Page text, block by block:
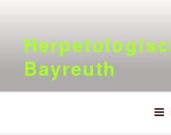
springen
Bayreuth